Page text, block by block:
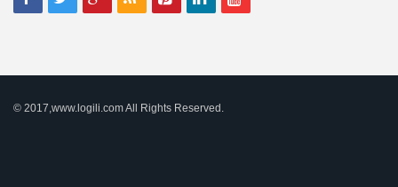
© 2017,www.logili.com All Rights Reserved.